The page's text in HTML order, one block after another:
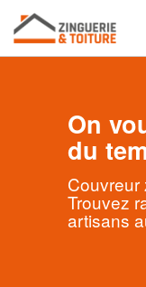
On
du
Couvreur
Trouvez
artisans